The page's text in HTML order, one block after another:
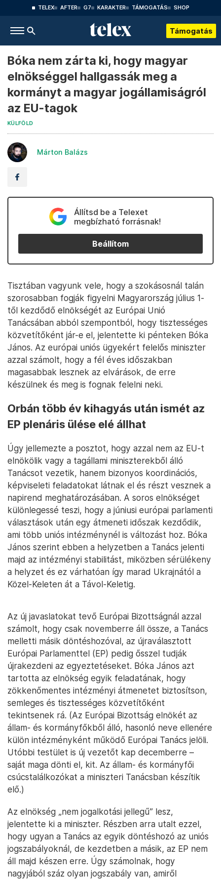
TELEX AFTER G7 KARAKTER TÁMOGATÁS SHOP
Támogatás
Bóka nem zárta ki, hogy magyar
elnökséggel hallgassák meg a
kormányt a magyar jogállamiságról
az EU-tagok
KÜLFÖLD
Márton Balázs
Állítsd be a Telexet
megbízható forrásnak!
Beállítom
Tisztában vagyunk vele, hogy a szokásosnál talán
szorosabban fogják figyelni Magyarország július 1-
től kezdődő elnökségét az Európai Unió
Tanácsában abból szempontból, hogy tisztességes
közvetítőként jár-e el, jelentette ki pénteken Bóka
János. Az európai uniós ügyekért felelős miniszter
azzal számolt, hogy a fél éves időszakban
magasabbak lesznek az elvárások, de erre
készülnek és meg is fognak felelni neki.
Orbán több év kihagyás után ismét az
EP plenáris ülése elé állhat
Úgy jellemezte a posztot, hogy azzal nem az EU-t
elnökölik vagy a tagállami miniszterekből álló
Tanácsot vezetik, hanem bizonyos koordinációs,
képviseleti feladatokat látnak el és részt vesznek a
napirend meghatározásában. A soros elnökséget
különlegessé teszi, hogy a júniusi európai parlamenti
választások után egy átmeneti időszak kezdődik,
ami több uniós intézménynél is változást hoz. Bóka
János szerint ebben a helyzetben a Tanács jelenti
majd az intézményi stabilitást, miközben sérülékeny
a helyzet és ez várhatóan így marad Ukrajnától a
Közel-Keleten át a Távol-Keletig.
Az új javaslatokat tevő Európai Bizottságnál azzal
számolt, hogy csak novemberre áll össze, a Tanács
melletti másik döntéshozóval, az újraválasztott
Európai Parlamenttel (EP) pedig ősszel tudják
újrakezdeni az egyeztetéseket. Bóka János azt
tartotta az elnökség egyik feladatának, hogy
zökkenőmentes intézményi átmenetet biztosítson,
semleges és tisztességes közvetítőként
tekintsenek rá. (Az Európai Bizottság elnökét az
állam- és kormányfőkből álló, hasonló neve ellenére
külön intézményként működő Európai Tanács jelöli.
Utóbbi testület is új vezetőt kap decemberre –
saját maga dönti el, kit. Az állam- és kormányfői
csúcstalálkozókat a miniszteri Tanácsban készítik
elő.)
Az elnökség „nem jogalkotási jellegű” lesz,
jelentette ki a miniszter. Részben arra utalt ezzel,
hogy ugyan a Tanács az egyik döntéshozó az uniós
jogszabályoknál, de kezdetben a másik, az EP nem
áll majd készen erre. Úgy számolnak, hogy
nagyjából száz olyan jogszabály van, amiről